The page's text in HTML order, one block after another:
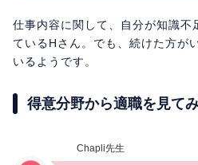
仕事内容に関して、自分が知識不
ているHさん。でも、続けた方が
いるようです。
得意分野から適職を見て
Chapli先生